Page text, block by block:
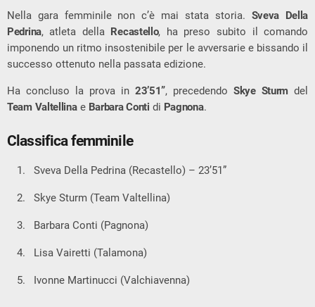
Nella gara femminile non c’è mai stata storia. Sveva Della
Pedrina, atleta della Recastello, ha preso subito il comando
imponendo un ritmo insostenibile per le avversarie e bissando il
successo ottenuto nella passata edizione.
Ha concluso la prova in 23’51”, precedendoSkye Sturm del
Team Valtellinae Barbara Conti di Pagnona.
Classifica femminile
Sveva Della Pedrina (Recastello) – 23’51”
Skye Sturm (Team Valtellina)
Barbara Conti (Pagnona)
Lisa Vairetti (Talamona)
Ivonne Martinucci (Valchiavenna)